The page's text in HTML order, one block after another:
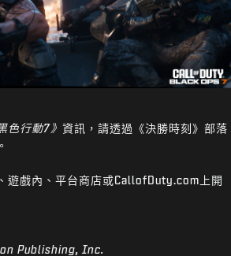
色行動7》 資訊，請透過《決勝時刻》部落
遊戲內、平台商店或CallofDuty.com上開
Publishing, Inc.